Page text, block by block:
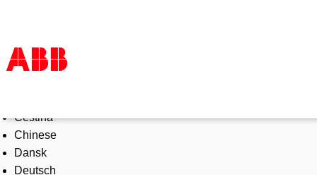
Products & Solutions
Industries
Services
About us
Čeština
Chinese
Dansk
Deutsch